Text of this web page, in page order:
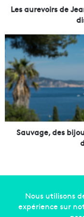
d
e
J
e
a
n
-
C
l
Les aurevoirs de
S
a
u
v
a
g
e
,
d
Sauvage, des
Copyright © 2014-